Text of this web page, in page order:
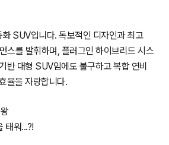
SUV입니다. 독보적인 디자인과 최고
스를 발휘하며, 플러그인 하이브리드 시스
반 대형 SUV임에도 불구하고 복합 연비
율을 자랑합니다.
태워...?!